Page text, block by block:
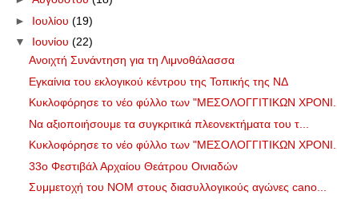
► Ιουλίου (19)
▼ Ιουνίου (22)
Ανοιχτή Συνάντηση για τη Λιμνοθάλασσα
Εγκαίνια του εκλογικού κέντρου της Τοπικής της ΝΔ
Κυκλοφόρησε το νέο φύλλο των "ΜΕΣΟΛΟΓΓΙΤΙΚΩΝ ΧΡΟΝΙ...
Να αξιοποιήσουμε τα συγκριτικά πλεονεκτήματα του τ...
Κυκλοφόρησε το νέο φύλλο των "ΜΕΣΟΛΟΓΓΙΤΙΚΩΝ ΧΡΟΝΙ...
33ο Φεστιβάλ Αρχαίου Θεάτρου Οινιαδών
Συμμετοχή του ΝΟΜ στους διασυλλογικούς αγώνες cano...